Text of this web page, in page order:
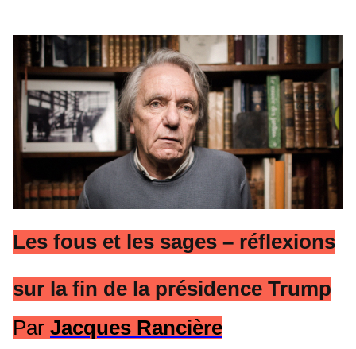
Les fous et les sages – réflexions
sur la fin de la présidence Trump
Par Jacques Rancière